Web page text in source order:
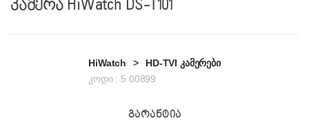
კამერა HiWatch DS-T101
HD-TVI კამერები
>
HiWatch
კოდი : 5 00899